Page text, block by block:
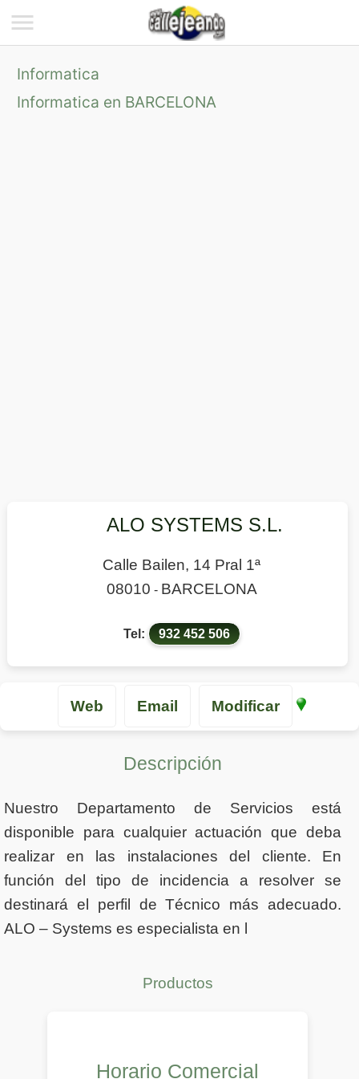
Informatica
Informatica en BARCELONA
ALO SYSTEMS S.L.
Calle Bailen, 14 Pral 1ª
08010 - BARCELONA
Tel: 932 452 506
Web Email Modificar
Descripción
Nuestro Departamento de Servicios está
disponible para cualquier actuación que deba
realizar en las instalaciones del cliente. En
función del tipo de incidencia a resolver se
destinará el perfil de Técnico más adecuado.
ALO – Systems es especialista en l
Productos
Horario Comercial